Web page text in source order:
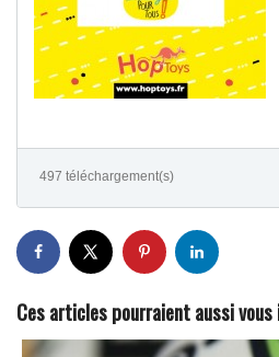
497 téléchargement(s)
Ces articles pourraient aussi